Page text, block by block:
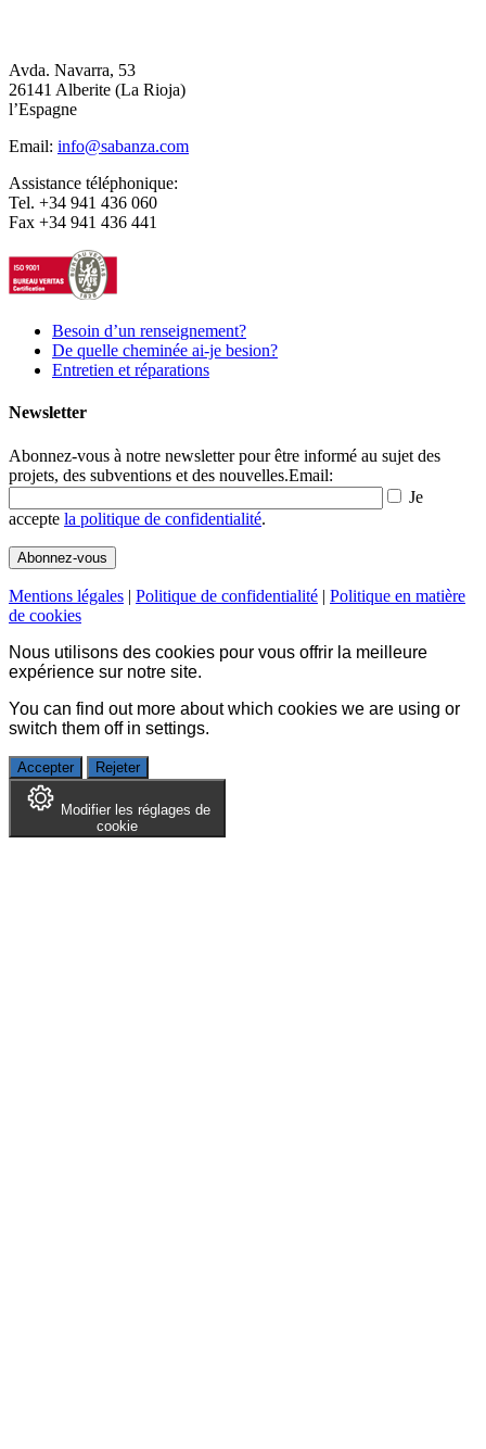
Avda. Navarra, 53
26141 Alberite (La Rioja)
l’Espagne
Email: info@sabanza.com
Assistance téléphonique:
Tel. +34 941 436 060
Fax +34 941 436 441
Besoin d’un renseignement?
De quelle cheminée ai-je besion?
Entretien et réparations
Newsletter
Abonnez-vous à notre newsletter pour être informé au sujet des
projets, des subventions et des nouvelles.Email:
Je
accepte la politique de confidentialité.
Mentions légales | Politique de confidentialité | Politique en matière
de cookies
Nous utilisons des cookies pour vous offrir la meilleure
expérience sur notre site.
You can find out more about which cookies we are using or
switch them off in settings.
Accepter Rejeter
Modifier les réglages de
cookie